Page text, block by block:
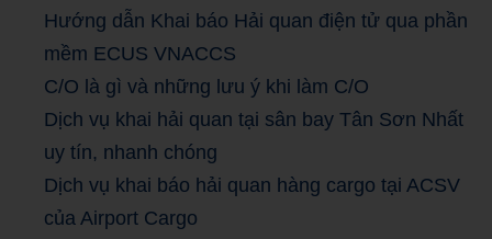
Hướng dẫn Khai báo Hải quan điện tử qua phần
mềm ECUS VNACCS
C/O là gì và những lưu ý khi làm C/O
Dịch vụ khai hải quan tại sân bay Tân Sơn Nhất
uy tín, nhanh chóng
Dịch vụ khai báo hải quan hàng cargo tại ACSV
của Airport Cargo